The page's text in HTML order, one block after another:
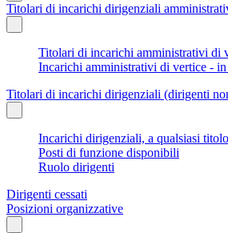
Titolari di incarichi dirigenziali
Titolari di incarichi amministrativi di
Incarichi amministrativi di vertice -
Titolari di incarichi dirigenziali (dirigenti
Incarichi dirigenziali, a qualsiasi
Posti di funzione disponibili
Ruolo dirigenti
Dirigenti cessati
Posizioni organizzative